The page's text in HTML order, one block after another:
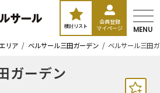
検討リスト
会員登録
マイページ
MENU
リア ベルサール三田ガーデン ベルサール三田
ガーデン